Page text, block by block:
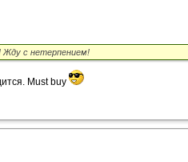
Жду с нетерпением!
Must buy